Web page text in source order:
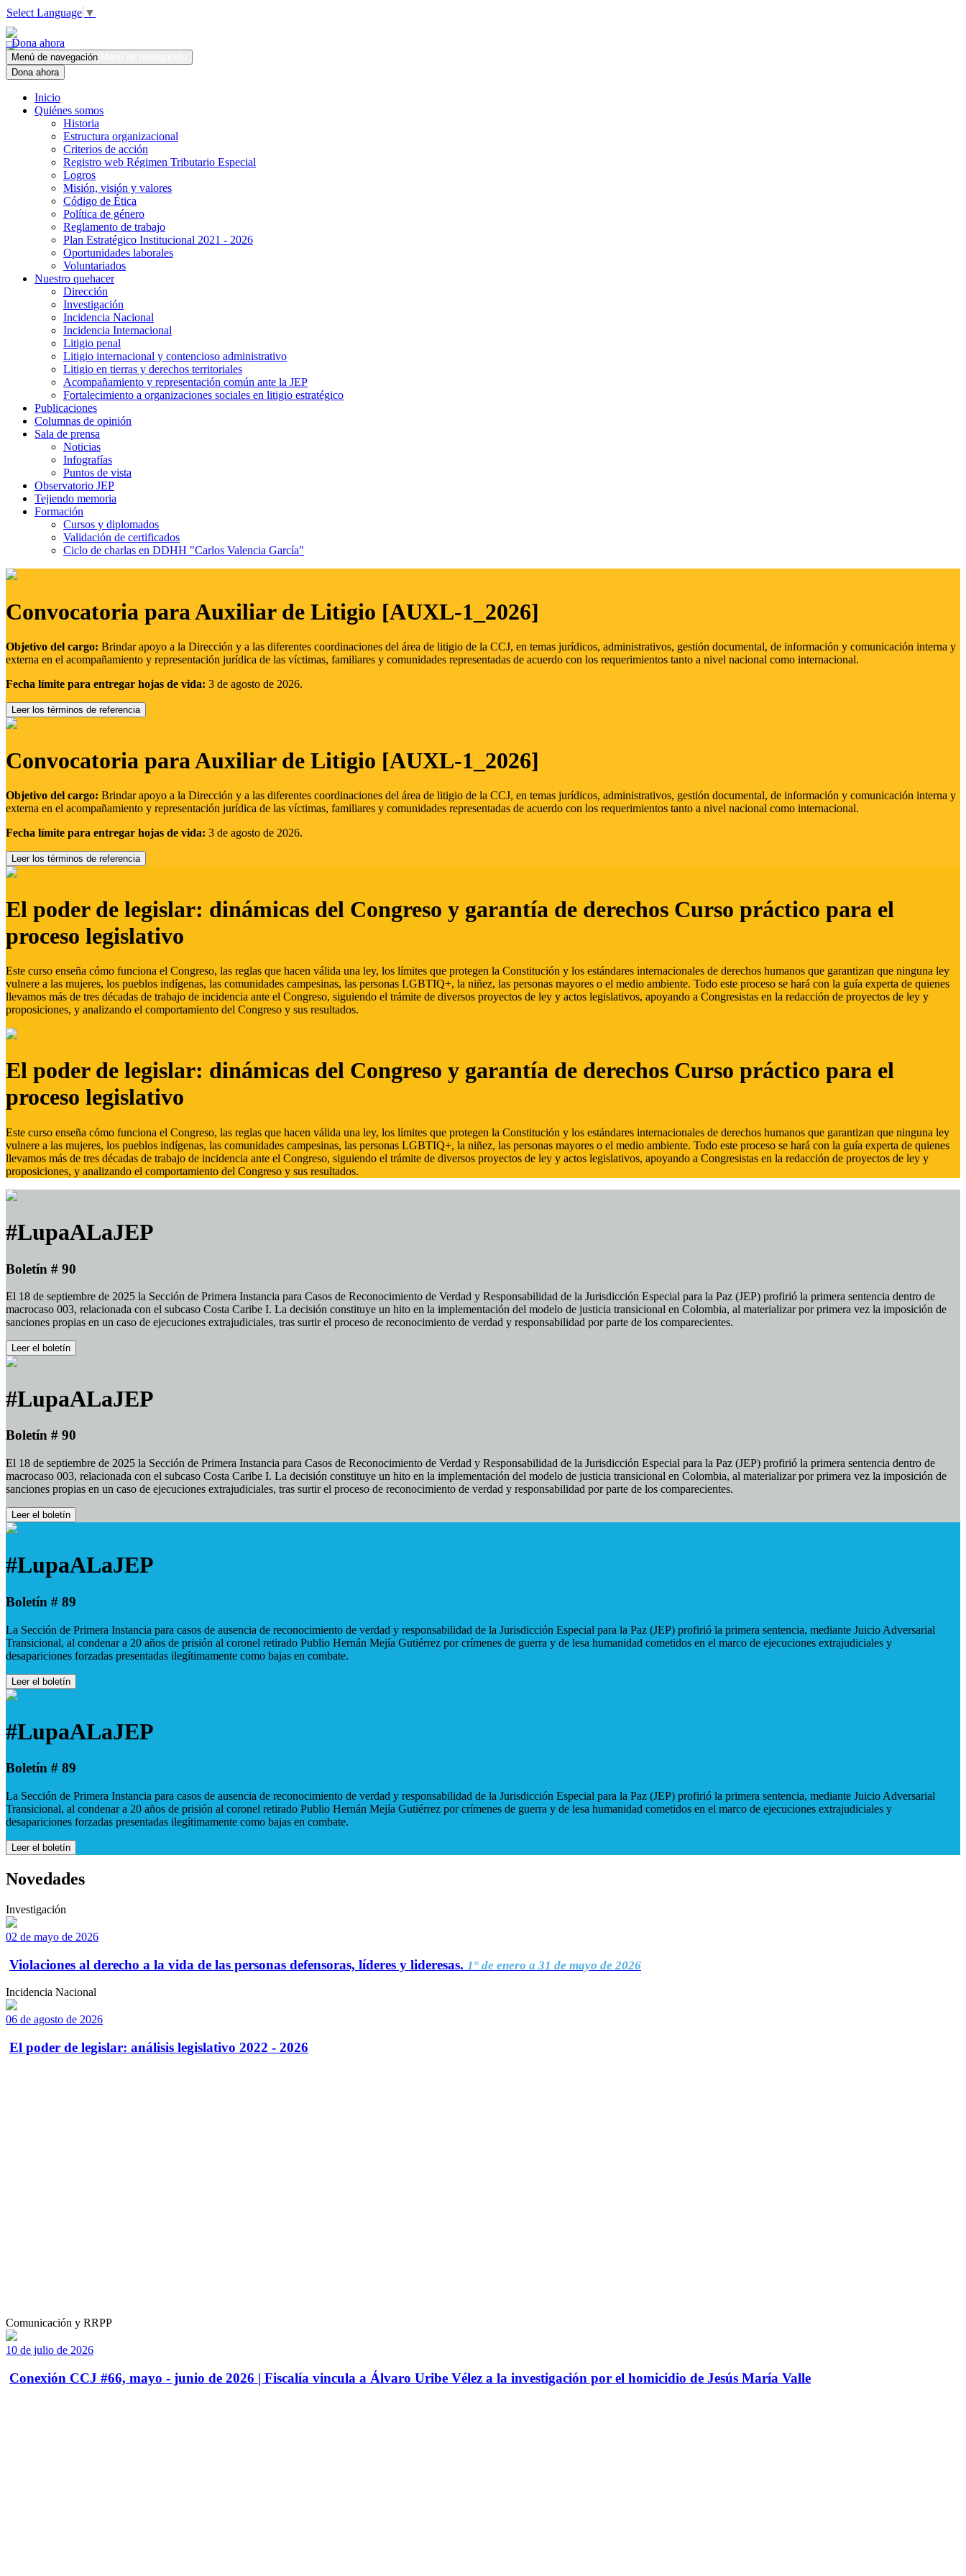
Select Language ▼
Dona ahora
Menú de navegación
Dona ahora
Inicio
Quiénes somos
Historia
Estructura organizacional
Criterios de acción
Registro web Régimen Tributario Especial
Logros
Misión, visión y valores
Código de Ética
Política de género
Reglamento de trabajo
Plan Estratégico Institucional 2021 - 2026
Oportunidades laborales
Voluntariados
Nuestro quehacer
Dirección
Investigación
Incidencia Nacional
Incidencia Internacional
Litigio penal
Litigio internacional y contencioso administrativo
Litigio en tierras y derechos territoriales
Acompañamiento y representación común ante la JEP
Fortalecimiento a organizaciones sociales en litigio estratégico
Publicaciones
Columnas de opinión
Sala de prensa
Noticias
Infografías
Puntos de vista
Observatorio JEP
Tejiendo memoria
Formación
Cursos y diplomados
Validación de certificados
Ciclo de charlas en DDHH "Carlos Valencia García"
Convocatoria para Auxiliar de Litigio [AUXL-1_2026]
Objetivo del cargo: Brindar apoyo a la Dirección y a las diferentes coordinaciones del área de litigio de la CCJ, en temas jurídicos, administrativos, gestión documental, de información y comunicación interna y
externa en el acompañamiento y representación jurídica de las víctimas, familiares y comunidades representadas de acuerdo con los requerimientos tanto a nivel nacional como internacional.
Fecha límite para entregar hojas de vida: 3 de agosto de 2026.
Leer los términos de referencia
Convocatoria para Auxiliar de Litigio [AUXL-1_2026]
Objetivo del cargo: Brindar apoyo a la Dirección y a las diferentes coordinaciones del área de litigio de la CCJ, en temas jurídicos, administrativos, gestión documental, de información y comunicación interna y
externa en el acompañamiento y representación jurídica de las víctimas, familiares y comunidades representadas de acuerdo con los requerimientos tanto a nivel nacional como internacional.
Fecha límite para entregar hojas de vida: 3 de agosto de 2026.
Leer los términos de referencia
El poder de legislar: dinámicas del Congreso y garantía de derechos Curso práctico para el
proceso legislativo
Este curso enseña cómo funciona el Congreso, las reglas que hacen válida una ley, los límites que protegen la Constitución y los estándares internacionales de derechos humanos que garantizan que ninguna ley
vulnere a las mujeres, los pueblos indígenas, las comunidades campesinas, las personas LGBTIQ+, la niñez, las personas mayores o el medio ambiente. Todo este proceso se hará con la guía experta de quienes
llevamos más de tres décadas de trabajo de incidencia ante el Congreso, siguiendo el trámite de diversos proyectos de ley y actos legislativos, apoyando a Congresistas en la redacción de proyectos de ley y
proposiciones, y analizando el comportamiento del Congreso y sus resultados.
El poder de legislar: dinámicas del Congreso y garantía de derechos Curso práctico para el
proceso legislativo
Este curso enseña cómo funciona el Congreso, las reglas que hacen válida una ley, los límites que protegen la Constitución y los estándares internacionales de derechos humanos que garantizan que ninguna ley
vulnere a las mujeres, los pueblos indígenas, las comunidades campesinas, las personas LGBTIQ+, la niñez, las personas mayores o el medio ambiente. Todo este proceso se hará con la guía experta de quienes
llevamos más de tres décadas de trabajo de incidencia ante el Congreso, siguiendo el trámite de diversos proyectos de ley y actos legislativos, apoyando a Congresistas en la redacción de proyectos de ley y
proposiciones, y analizando el comportamiento del Congreso y sus resultados.
#LupaALaJEP
Boletín # 90
El 18 de septiembre de 2025 la Sección de Primera Instancia para Casos de Reconocimiento de Verdad y Responsabilidad de la Jurisdicción Especial para la Paz (JEP) profirió la primera sentencia dentro de
macrocaso 003, relacionada con el subcaso Costa Caribe I. La decisión constituye un hito en la implementación del modelo de justicia transicional en Colombia, al materializar por primera vez la imposición de
sanciones propias en un caso de ejecuciones extrajudiciales, tras surtir el proceso de reconocimiento de verdad y responsabilidad por parte de los comparecientes.
Leer el boletín
#LupaALaJEP
Boletín # 90
El 18 de septiembre de 2025 la Sección de Primera Instancia para Casos de Reconocimiento de Verdad y Responsabilidad de la Jurisdicción Especial para la Paz (JEP) profirió la primera sentencia dentro de
macrocaso 003, relacionada con el subcaso Costa Caribe I. La decisión constituye un hito en la implementación del modelo de justicia transicional en Colombia, al materializar por primera vez la imposición de
sanciones propias en un caso de ejecuciones extrajudiciales, tras surtir el proceso de reconocimiento de verdad y responsabilidad por parte de los comparecientes.
Leer el boletín
#LupaALaJEP
Boletín # 89
La Sección de Primera Instancia para casos de ausencia de reconocimiento de verdad y responsabilidad de la Jurisdicción Especial para la Paz (JEP) profirió la primera sentencia, mediante Juicio Adversarial
Transicional, al condenar a 20 años de prisión al coronel retirado Publio Hernán Mejía Gutiérrez por crímenes de guerra y de lesa humanidad cometidos en el marco de ejecuciones extrajudiciales y
desapariciones forzadas presentadas ilegítimamente como bajas en combate.
Leer el boletín
#LupaALaJEP
Boletín # 89
La Sección de Primera Instancia para casos de ausencia de reconocimiento de verdad y responsabilidad de la Jurisdicción Especial para la Paz (JEP) profirió la primera sentencia, mediante Juicio Adversarial
Transicional, al condenar a 20 años de prisión al coronel retirado Publio Hernán Mejía Gutiérrez por crímenes de guerra y de lesa humanidad cometidos en el marco de ejecuciones extrajudiciales y
desapariciones forzadas presentadas ilegítimamente como bajas en combate.
Leer el boletín
Novedades
Investigación
02 de mayo de 2026
Violaciones al derecho a la vida de las personas defensoras, líderes y lideresas. 1° de enero a 31 de mayo de 2026
Incidencia Nacional
06 de agosto de 2026
El poder de legislar: análisis legislativo 2022 - 2026
Comunicación y RRPP
10 de julio de 2026
Conexión CCJ #66, mayo - junio de 2026 | Fiscalía vincula a Álvaro Uribe Vélez a la investigación por el homicidio de Jesús María Valle